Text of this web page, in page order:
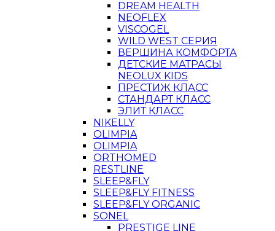
DREAM HEALTH
NEOFLEX
VISCOGEL
WILD WEST СЕРИЯ
ВЕРШИНА КОМФОРТА
ДЕТСКИЕ МАТРАСЫ
NEOLUX KIDS
ПРЕСТИЖ КЛАСС
СТАНДАРТ КЛАСС
ЭЛИТ КЛАСС
NIKELLY
OLIMPIA
OLIMPIA
ORTHOMED
RESTLINE
SLEEP&FLY
SLEEP&FLY FITNESS
SLEEP&FLY ORGANIC
SONEL
PRESTIGE LINE